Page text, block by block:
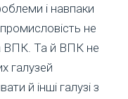
і навпаки
не
ВПК. Та й ВПК не
галузей
й інші галузі з